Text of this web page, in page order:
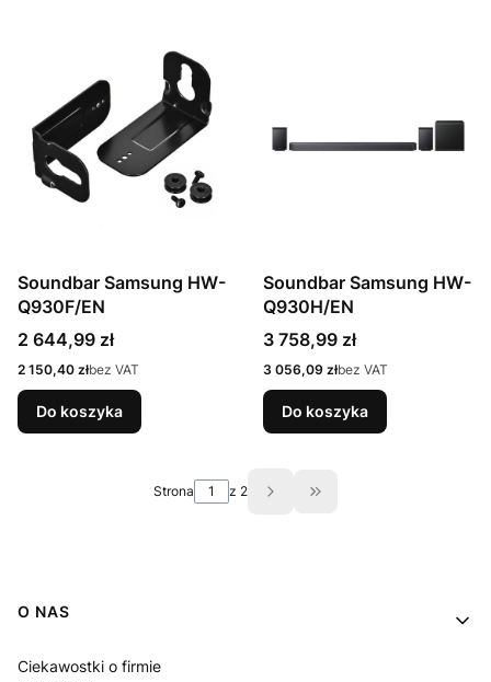
Soundbar Samsung HW-
Q930F/EN
Cena
2 644,99 zł
Cena
2 150,40 złbez VAT
Do koszyka
Soundbar Samsung HW-
Q930H/EN
Cena
3 758,99 zł
Cena
3 056,09 złbez VAT
Do koszyka
Strona z 2 Przejdź do ostatniej
Linki w stopce
O NAS
Ciekawostki o firmie